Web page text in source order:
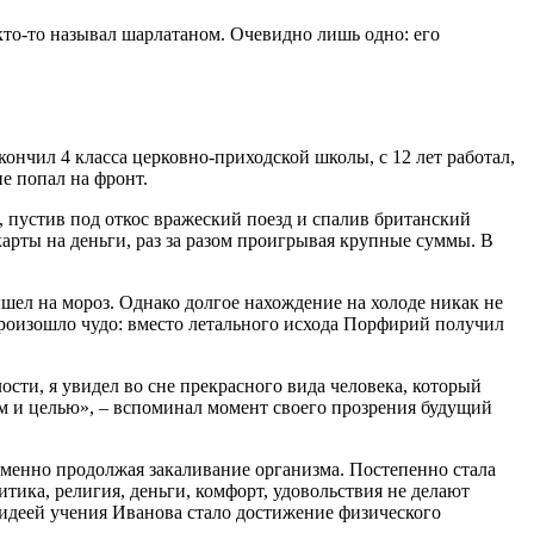
то называл шарлатаном. Очевидно лишь одно: его
4 класса церковно-приходской школы, с 12 лет работал,
попал на фронт.
под откос вражеский поезд и спалив британский
на деньги, раз за разом проигрывая крупные суммы. В
на мороз. Однако долгое нахождение на холоде никак не
чудо: вместо летального исхода Порфирий получил
я увидел во сне прекрасного вида человека, который
и целью», – вспоминал момент своего прозрения будущий
продолжая закаливание организма. Постепенно стала
религия, деньги, комфорт, удовольствия не делают
учения Иванова стало достижение физического